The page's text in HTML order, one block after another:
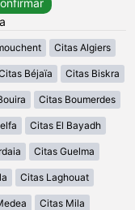
Citas Algiers
Béjaïa Citas Biskra
Citas Boumerdes
Citas El Bayadh
Citas Guelma
Citas Laghouat
Citas Mila